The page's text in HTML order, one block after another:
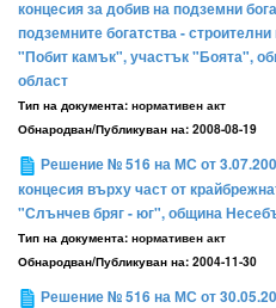
концесия за добив на подземни
подземните богатства -
"Побит камък", участък "Боята",
област
Тип на документа: нормативен акт
Обнародван/Публикуван на: 2008-08-19
Решение № 516 на МС от
концесия върху част от
"Слънчев бряг - юг", община
Тип на документа: нормативен акт
Обнародван/Публикуван на: 2004-11-30
Решение № 516 на МС от